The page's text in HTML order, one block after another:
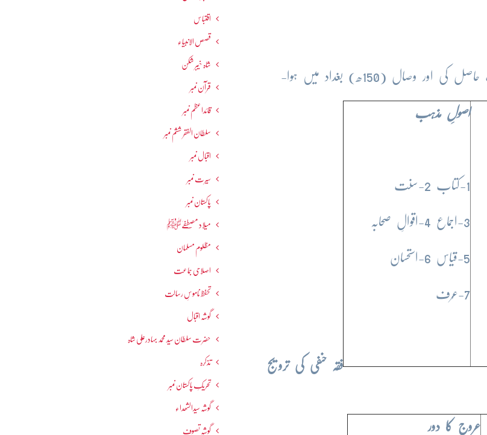
اصولِ مذہب
1-کتاب 2-سنت
3-اجماع 4-اقوالِ صحابہ
5-قیاس 6-استحسان
7-عُرف
فقہ حنفی کی ترویج
عروج کا دور
اقتباس
قصص الانبیاء
شاہ خیبر شکن
قرآن نمبر
قائداعظم نمبر
سلطان الفقر ششم نمبر
اقبال نمبر
سیرت نمبر
پاکستان نمبر
میلاد مصطفےٰﷺ
مظلوم مسلمان
اصلاحی جماعت
تحفظ ناموسِ رسالت
گوشہ اقبال
حضرت سلطان سید محمد بہادرعلی شاہ
تذکرہ
تحریکِ پاکستان نمبر
گوشہ سیدالشھداء
گوشہ تصوف